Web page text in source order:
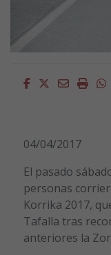
Facebook
Twitter
Email
04/04/2017
El pasado
personas
Korrika 2017,
Tafalla tras
anteriores la